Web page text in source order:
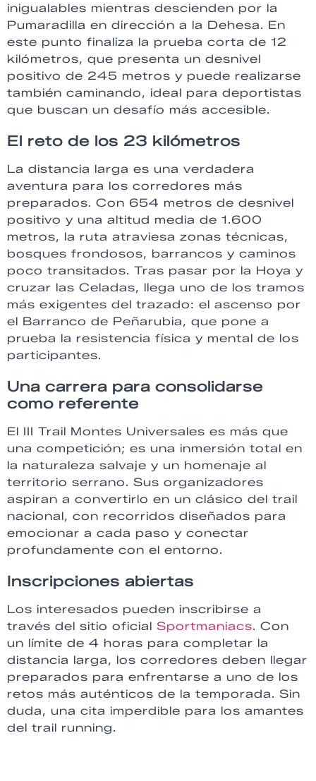
inigualables mientras descienden por la
Pumaradilla en dirección a la Dehesa. En
este punto finaliza la prueba corta de 12
kilómetros, que presenta un desnivel
positivo de 245 metros y puede realizarse
también caminando, ideal para deportistas
que buscan un desafío más accesible.
El reto de los 23 kilómetros
La distancia larga es una verdadera
aventura para los corredores más
preparados. Con 654 metros de desnivel
positivo y una altitud media de 1.600
metros, la ruta atraviesa zonas técnicas,
bosques frondosos, barrancos y caminos
poco transitados. Tras pasar por la Hoya y
cruzar las Celadas, llega uno de los tramos
más exigentes del trazado: el ascenso por
el Barranco de Peñarubia, que pone a
prueba la resistencia física y mental de los
participantes.
Una carrera para consolidarse
como referente
El III Trail Montes Universales es más que
una competición; es una inmersión total en
la naturaleza salvaje y un homenaje al
territorio serrano. Sus organizadores
aspiran a convertirlo en un clásico del trail
nacional, con recorridos diseñados para
emocionar a cada paso y conectar
profundamente con el entorno.
Inscripciones abiertas
Los interesados pueden inscribirse a
través del sitio oficial Sportmaniacs. Con
un límite de 4 horas para completar la
distancia larga, los corredores deben llegar
preparados para enfrentarse a uno de los
retos más auténticos de la temporada. Sin
duda, una cita imperdible para los amantes
del trail running.